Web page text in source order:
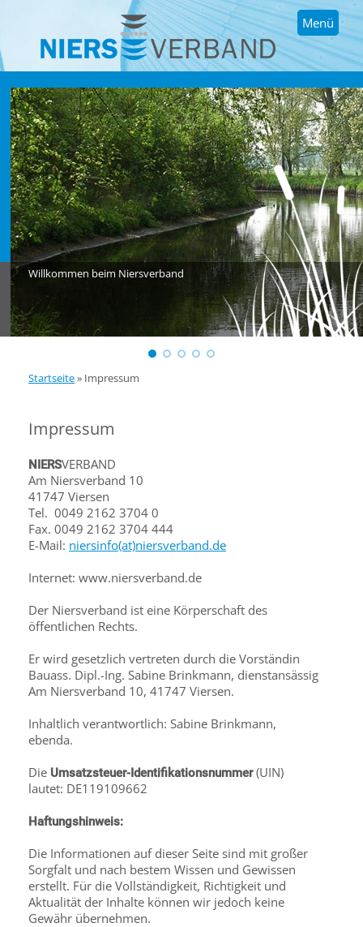
Menü
Willkommen beim Niersverband
Startseite» Impressum
Impressum
NIERSVERBAND
Am Niersverband 10
41747 Viersen
Tel. 0049 2162 3704 0
Fax. 0049 2162 3704 444
E-Mail: niersinfo(at)niersverband.de
Internet: www.niersverband.de
Der Niersverband ist eine Körperschaft des
öffentlichen Rechts.
Er wird gesetzlich vertreten durch die Vorständin
Bauass. Dipl.-Ing. Sabine Brinkmann, dienstansässig
Am Niersverband 10, 41747 Viersen.
Inhaltlich verantwortlich: Sabine Brinkmann,
ebenda.
Die Umsatzsteuer-Identifikationsnummer(UIN)
lautet: DE119109662
Haftungshinweis:
Die Informationen auf dieser Seite sind mit großer
Sorgfalt und nach bestem Wissen und Gewissen
erstellt. Für die Vollständigkeit, Richtigkeit und
Aktualität der Inhalte können wir jedoch keine
Gewähr übernehmen.